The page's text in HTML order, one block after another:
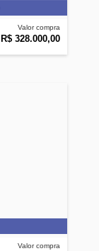
Valor compra
R$ 328.000,00
Valor compra